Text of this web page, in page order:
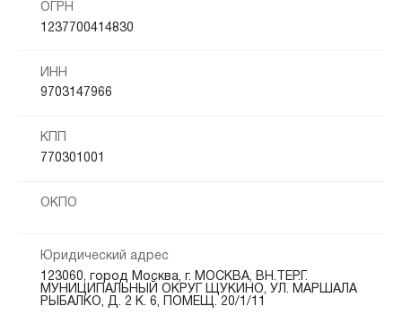
ОГРН
1237700414830
ИНН
9703147966
КПП
770301001
ОКПО
Юридический адрес
123060, город Москва, г. МОСКВА, ВН.ТЕР.Г.
МУНИЦИПАЛЬНЫЙ ОКРУГ ЩУКИНО, УЛ. МАРШАЛА
РЫБАЛКО, Д. 2 К. 6, ПОМЕЩ. 20/1/11